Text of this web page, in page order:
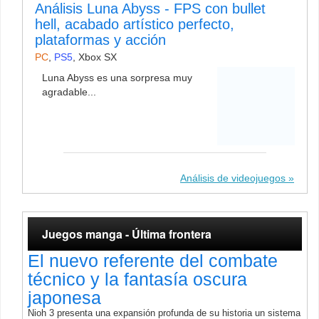
Análisis Luna Abyss - FPS con bullet
hell, acabado artístico perfecto,
plataformas y acción
PC, PS5, Xbox SX
Luna Abyss es una sorpresa muy
agradable...
Análisis de videojuegos
Juegos manga - Última frontera
El nuevo referente del combate
técnico y la fantasía oscura
japonesa
Nioh 3 presenta una expansión profunda de su historia un sistema